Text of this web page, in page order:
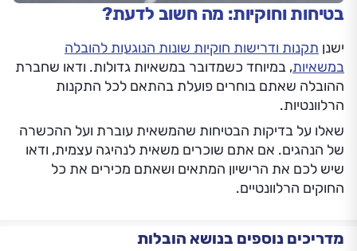
בטיחות וחוקיות: מה חשוב לדעת?
ישנן תקנות ודרישות חוקיות שונות הנוגעות להובלה
במשאיות, במיוחד כשמדובר במשאיות גדולות. ודאו שחברת
ההובלה שאתם בוחרים פועלת בהתאם לכל התקנות
הרלוונטיות.
שאלו על בדיקות הבטיחות שהמשאית עוברת ועל ההכשרה
של הנהגים. אם אתם שוכרים משאית לנהיגה עצמית, ודאו
שיש לכם את הרישיון המתאים ושאתם מכירים את כל
החוקים הרלוונטיים.
מדריכים נוספים בנושא הובלות